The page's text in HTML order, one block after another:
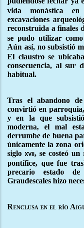
vida monástica en
excavaciones
reconstruida a finales
se pudo utilizar
Aún así, no subsistió
El claustro se
consecuencia, al sur
habitual.
Tras el abandono
convirtió en
y en la que
moderna, el mal
derrumbe de buena
únicamente la zona
siglo xvii, se costeó
pontífice, que fue
precario estado
Graudescales hizo
Renclusa en el río